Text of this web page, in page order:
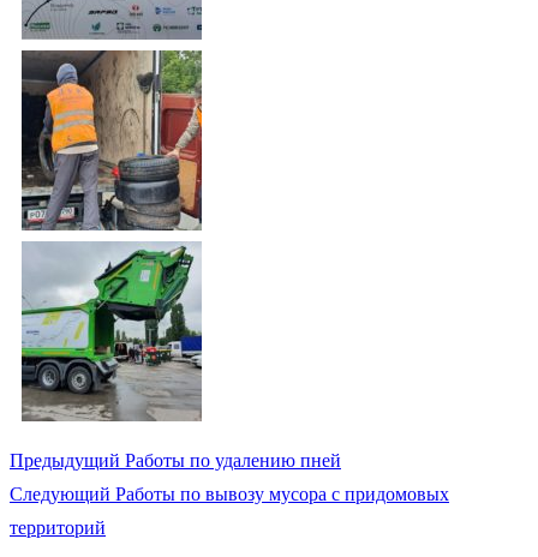
Предыдущий Работы по удалению пней
Следующий Работы по вывозу мусора с придомовых
территорий